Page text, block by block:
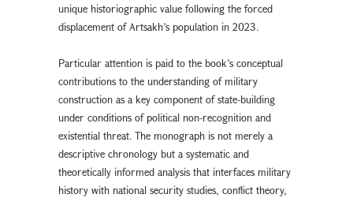
unique historiographic value following the forced
displacement of Artsakh’s population in 2023.
Particular attention is paid to the book’s conceptual
contributions to the understanding of military
construction as a key component of state-building
under conditions of political non-recognition and
existential threat. The monograph is not merely a
descriptive chronology but a systematic and
theoretically informed analysis that interfaces military
history with national security studies, conflict theory,